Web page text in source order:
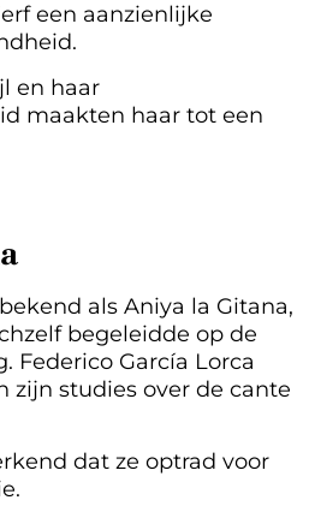
een aanzienlijke
en haar
maakten haar tot een
als Aniya la Gitana,
begeleidde op de
Federico García Lorca
zijn studies over de cante
dat ze optrad voor